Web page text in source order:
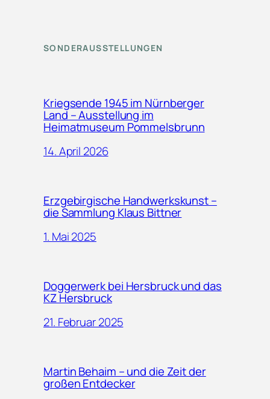
SONDERAUSSTELLUNGEN
Kriegsende 1945 im Nürnberger
Land – Ausstellung im
Heimatmuseum Pommelsbrunn
14. April 2026
Erzgebirgische Handwerkskunst –
die Sammlung Klaus Bittner
1. Mai 2025
Doggerwerk bei Hersbruck und das
KZ Hersbruck
21. Februar 2025
Martin Behaim – und die Zeit der
großen Entdecker